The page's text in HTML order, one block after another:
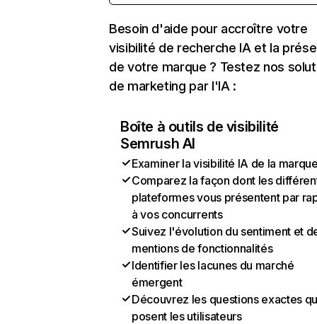
Besoin d'aide pour accroître votre
visibilité de recherche IA et la
de votre marque ? Testez nos
de marketing par l'IA :
Boîte à outils de visibilité
Semrush AI
Examiner la visibilité IA de la
Comparez la façon dont les
plateformes vous présentent par
à vos concurrents
Suivez l'évolution du sentiment et
mentions de fonctionnalités
Identifier les lacunes du marché
émergent
Découvrez les questions exactes
posent les utilisateurs